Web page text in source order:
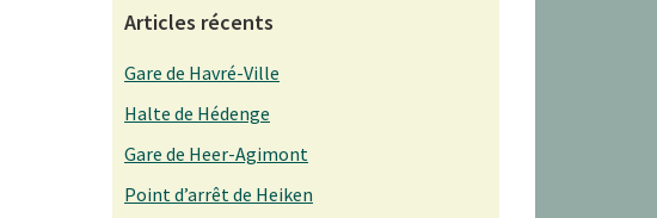
Articles récents
Gare de Havré-Ville
Halte de Hédenge
Gare de Heer-Agimont
Point d’arrêt de Heiken